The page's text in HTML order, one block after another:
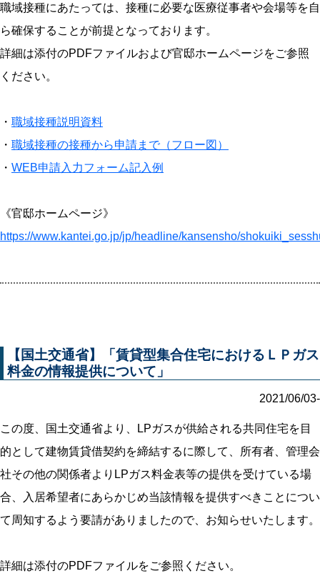
職域接種にあたっては、接種に必要な医療従事者や会場等を自
ら確保することが前提となっております。
詳細は添付のPDFファイルおよび官邸ホームページをご参照
ください。
・ 職域接種説明資料
・ 職域接種の接種から申請まで（フロー図）
・ WEB申請入力フォーム記入例
《官邸ホームページ》
https://www.kantei.go.jp/jp/headline/kansensho/
【国土交通省】「賃貸型集合住宅におけるＬＰガス
料金の情報提供について」
2021/06/03-
この度、国土交通省より、LPガスが供給される共同住宅を目
的として建物賃貸借契約を締結するに際して、所有者、管理会
社その他の関係者よりLPガス料金表等の提供を受けている場
合、入居希望者にあらかじめ当該情報を提供すべきことについ
て周知するよう要請がありましたので、お知らせいたします。
詳細は添付のPDFファイルをご参照ください。